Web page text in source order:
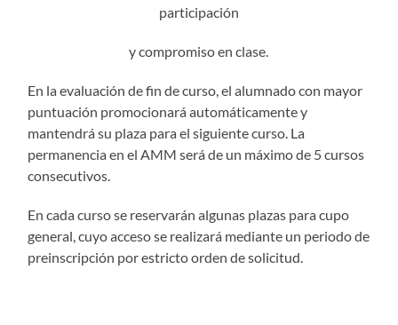
participación
y compromiso en clase.
En la evaluación de fin de curso, el alumnado con mayor
puntuación promocionará automáticamente y
mantendrá su plaza para el siguiente curso. La
permanencia en el AMM será de un máximo de 5 cursos
consecutivos.
En cada curso se reservarán algunas plazas para cupo
general, cuyo acceso se realizará mediante un periodo de
preinscripción por estricto orden de solicitud.